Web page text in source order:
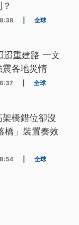
全球
迢重建路 一文
各地災情
全球
橋錯位卻沒
橋」裝置奏效
全球